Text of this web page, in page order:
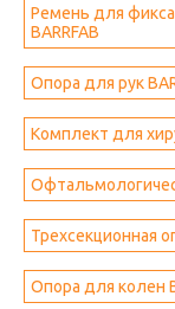
Ремень для
BARRFAB
Опора для рук
Комплект для
Трехсекционная
Опора для колен